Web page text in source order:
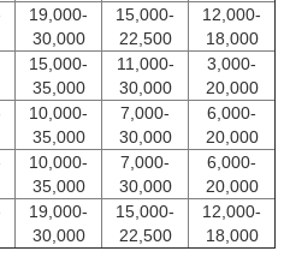
19,000-
30,000
15,000-
22,500
12,000-
18,000
15,000-
35,000
11,000-
30,000
3,000-
20,000
10,000-
35,000
7,000-
30,000
6,000-
20,000
10,000-
35,000
7,000-
30,000
6,000-
20,000
19,000-
30,000
15,000-
22,500
12,000-
18,000